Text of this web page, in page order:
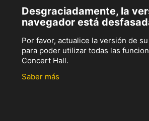
Desgraciadamente, la
navegador está
Por favor, actualice la versión de
para poder utilizar todas las
Concert Hall.
Saber más